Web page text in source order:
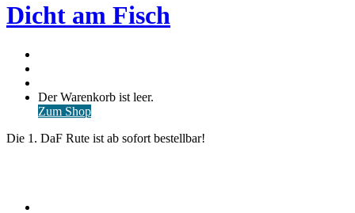
Dicht am Fisch
Warenkorb
ansehen
Der Warenkorb ist leer.
Zum Shop
Die 1. DaF Rute ist ab sofort bestellbar!